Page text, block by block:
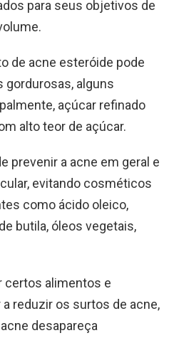
para seus objetivos de
de acne esteróide pode
gordurosas, alguns
açúcar refinado
alto teor de açúcar.
prevenir a acne em geral e
evitando cosméticos
como ácido oleico,
butila, óleos vegetais,
certos alimentos e
reduzir os surtos de acne,
desapareça